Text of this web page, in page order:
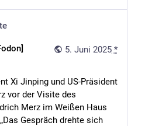
5. Juni 2025 *
Xi Jinping und US-Präsident
vor der Visite des
Merz im Weißen Haus
Gespräch drehte sich